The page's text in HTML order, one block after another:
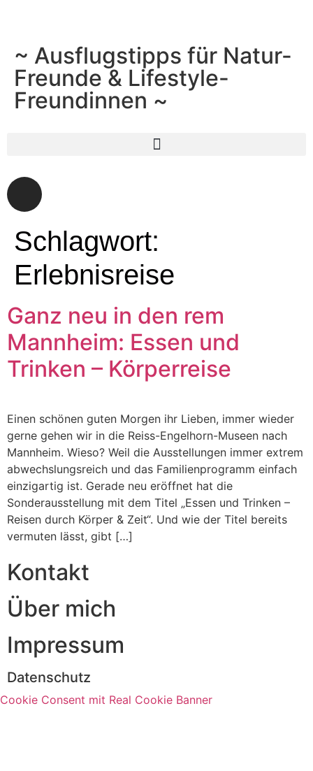
~ Ausflugstipps für Natur-
Freunde & Lifestyle-
Freundinnen ~
Schlagwort:
Erlebnisreise
Ganz neu in den rem
Mannheim: Essen und
Trinken – Körperreise
Einen schönen guten Morgen ihr Lieben, immer wieder
gerne gehen wir in die Reiss-Engelhorn-Museen nach
Mannheim. Wieso? Weil die Ausstellungen immer extrem
abwechslungsreich und das Familienprogramm einfach
einzigartig ist. Gerade neu eröffnet hat die
Sonderausstellung mit dem Titel „Essen und Trinken –
Reisen durch Körper & Zeit“. Und wie der Titel bereits
vermuten lässt, gibt […]
Kontakt
Über mich
Impressum
Datenschutz
Cookie Consent mit Real Cookie Banner